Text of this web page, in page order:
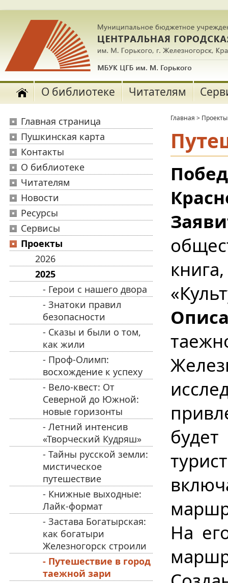
О библиотеке Читателям
Главная страница
Пушкинская карта
Контакты
О библиотеке
Читателям
Новости
Ресурсы
Сервисы
Проекты
2026
2025
- Герои с нашего двора
- Знатоки правил
безопасности
- Сказы и были о том,
как жили
- Проф-Олимп:
восхождение к успеху
- Вело-квест: От
Северной до Южной:
новые горизонты
- Летний интенсив
«Творческий Кудряш»
- Тайны русской земли:
мистическое
путешествие
- Книжные выходные:
Лайк-формат
- Застава Богатырская:
как богатыри
Железногорск строили
- Путешествие в город
таежной зари
Главная > Проекты
На